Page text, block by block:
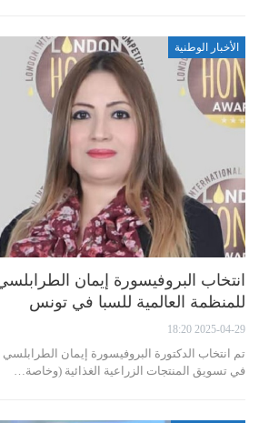
الأخبار الوطنية
انتخاب البروفيسورة إيمان
للمنظمة العالمية للسبا في تونس
2025-04-29 18:20
تم انتخاب الدكتورة البروفيسورة إيمان
في تسويق المنتجات الزراعية الغذائية (وخاصة…